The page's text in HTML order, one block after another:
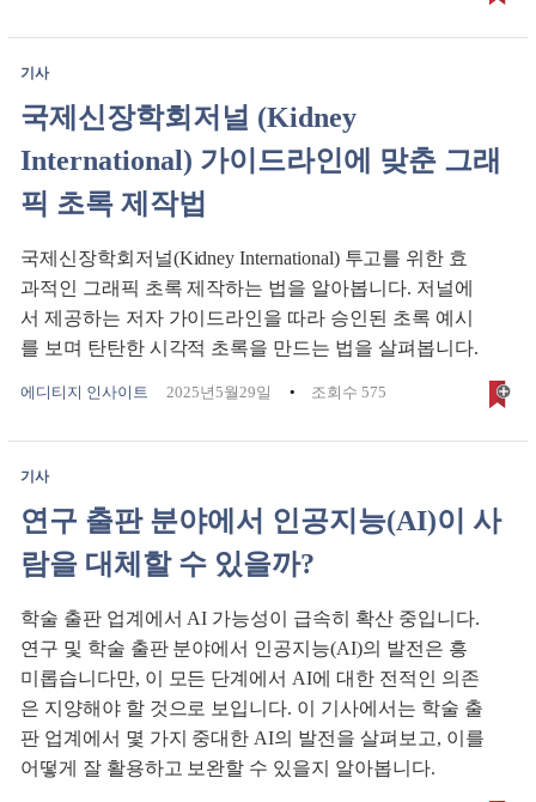
기사
국제신장학회저널 (Kidney
International) 가이드라인에 맞춘 그래
픽 초록 제작법
국제신장학회저널(Kidney International) 투고를 위한 효
과적인 그래픽 초록 제작하는 법을 알아봅니다. 저널에
서 제공하는 저자 가이드라인을 따라 승인된 초록 예시
를 보며 탄탄한 시각적 초록을 만드는 법을 살펴봅니다.
에디티지 인사이트 2025년5월29일 조회수 575
기사
연구 출판 분야에서 인공지능(AI)이 사
람을 대체할 수 있을까?
학술 출판 업계에서 AI 가능성이 급속히 확산 중입니다.
연구 및 학술 출판 분야에서 인공지능(AI)의 발전은 흥
미롭습니다만, 이 모든 단계에서 AI에 대한 전적인 의존
은 지양해야 할 것으로 보입니다. 이 기사에서는 학술 출
판 업계에서 몇 가지 중대한 AI의 발전을 살펴보고, 이를
어떻게 잘 활용하고 보완할 수 있을지 알아봅니다.